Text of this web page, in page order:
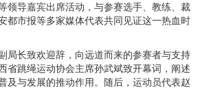
领导嘉宾出席活动，与参赛选手、教练、裁
都市报等多家媒体代表共同见证这一热血时
局长致欢迎辞，向远道而来的参赛者与支持
省跳绳运动协会主席孙武斌致开幕词，阐述
及与发展的推动作用。随后，运动员代表赵